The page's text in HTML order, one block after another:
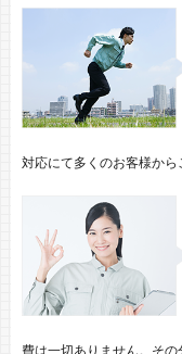
対応にて多くのお客様から
費は一切ありません。その